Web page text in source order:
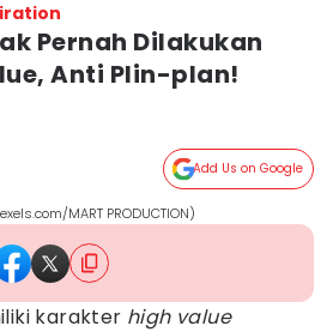
Pernah Dilakukan
Anti Plin-plan!
Add Us on Google
MART PRODUCTION)
karakter high value